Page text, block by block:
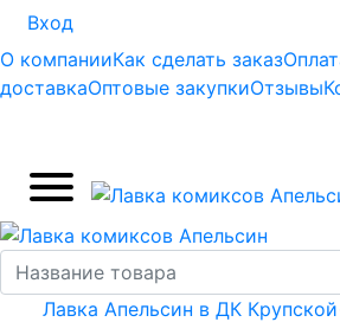
Вход
О компанииКак сделать заказ
доставкаОптовые закупкиОтзывы
Лавка Апельсин в ДК Крупской